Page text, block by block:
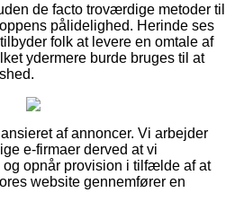
de facto troværdige metoder til
pålidelighed. Herinde ses
folk at levere en omtale af
ydermere burde bruges til at
af annoncer. Vi arbejder
e-firmaer derved at vi
opnår provision i tilfælde af at
website gennemfører en